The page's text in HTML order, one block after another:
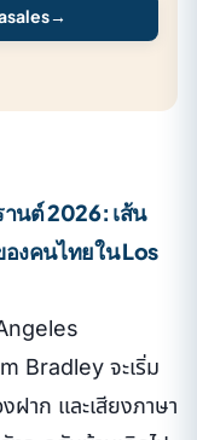
→
นต์ 2026: เส้น
งคนไทยใน Los
Bradley จะเริ่ม
ฝาก และเสียงภาษา